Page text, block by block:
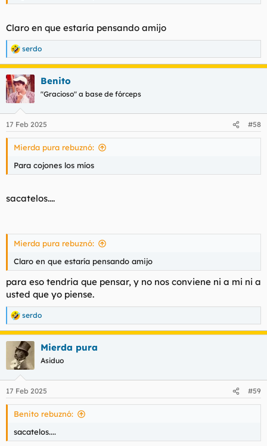
Claro en que estaría pensando amijo
R
e
a
c
c
i
e
s
serdo
Benito
"Gracioso" a base de fórceps
17 Feb 2025 #58
Mierda pura rebuznó:
Para cojones los míos
sacatelos....
Mierda pura rebuznó:
Claro en que estaría pensando amijo
para eso tendria que pensar, y no nos conviene ni a mi ni a
usted que yo piense.
R
e
a
i
e
s
serdo
Mierda pura
Asiduo
17 Feb 2025 #59
Benito rebuznó:
sacatelos....